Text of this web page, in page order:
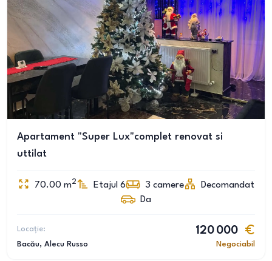
Apartament "Super Lux"complet renovat si
uttilat
70.00 m2 Etajul 6 3 camere
Decomandat
Da
Locație:
Bacău, Alecu Russo
120 000
Negociabil